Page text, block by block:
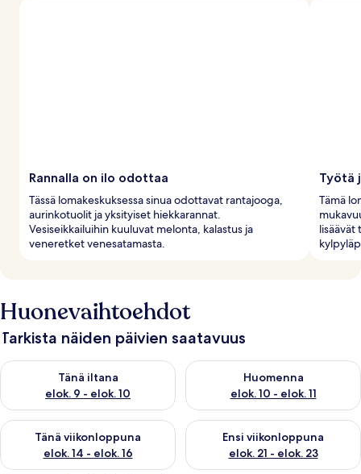
Rannalla on ilo odottaa
Tässä lomakeskuksessa sinua odottavat rantajooga,
aurinkotuolit ja yksityiset hiekkarannat.
Vesiseikkailuihin kuuluvat melonta, kalastus ja
veneretket venesatamasta.
Työtä
Tämä
Huonevaihtoehdot
Tarkista näiden päivien saatavuus
Tänä iltana
elok. 9 - elok. 10
Tarkista tämän illan saatavuus elok. 9 - elok. 10
Huomenna
elok. 10 - elok. 11
Tarkista huomisen saatavuus
Tänä viikonloppuna
elok. 14 - elok. 16
Tarkista tämän viikonlopun saatavuus elok. 14 - elok. 16
Ensi viikonloppuna
elok. 21 - elok. 23
Tarkista ensi viikonlopun